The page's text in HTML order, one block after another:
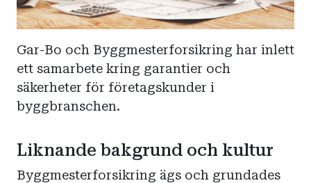
Gar-Bo och Byggmesterforsikring har inlett
ett samarbete kring garantier och
säkerheter för företagskunder i
byggbranschen.
Liknande bakgrund och kultur
Byggmesterforsikring ägs och grundades